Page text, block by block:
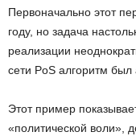
Первоначально этот
году, но задача
реализации
сети PoS алгоритм был
Этот пример
«политической воли»,